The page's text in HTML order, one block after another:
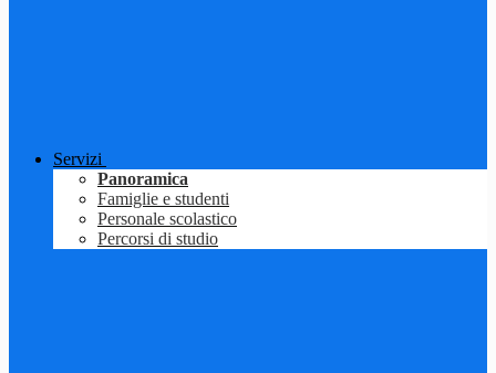
Servizi
Panoramica
Famiglie e studenti
Personale scolastico
Percorsi di studio